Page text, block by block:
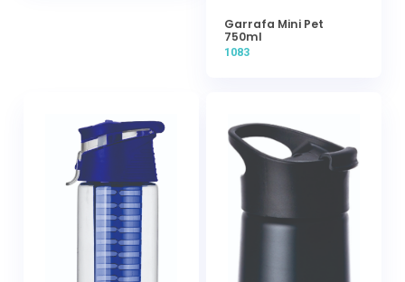
Garrafa Mini Pet
750ml
1083